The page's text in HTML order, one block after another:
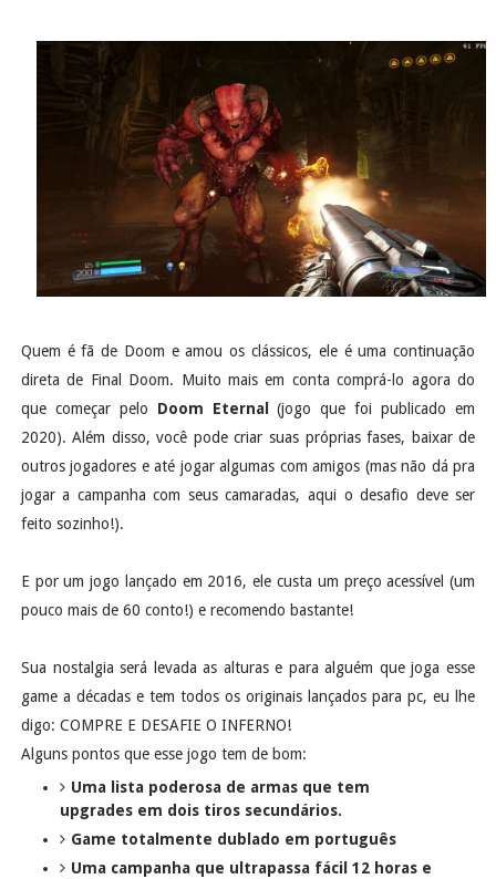
Quem é fã de Doom e amou os clássicos, ele é uma continuação
direta de Final Doom. Muito mais em conta comprá-lo agora do
que começar pelo Doom Eternal(jogo que foi publicado em
2020). Além disso, você pode criar suas próprias fases, baixar de
outros jogadores e até jogar algumas com amigos (mas não dá pra
jogar a campanha com seus camaradas, aqui o desafio deve ser
feito sozinho!).
E por um jogo lançado em 2016, ele custa um preço acessível (um
pouco mais de 60 conto!) e recomendo bastante!
Sua nostalgia será levada as alturas e para alguém que joga esse
game a décadas e tem todos os originais lançados para pc, eu lhe
digo: COMPRE E DESAFIE O INFERNO!
Alguns pontos que esse jogo tem de bom:
Uma lista poderosa de armas que tem
upgrades em dois tiros secundários.
Game totalmente dublado em português
Uma campanha que ultrapassa fácil 12 horas e